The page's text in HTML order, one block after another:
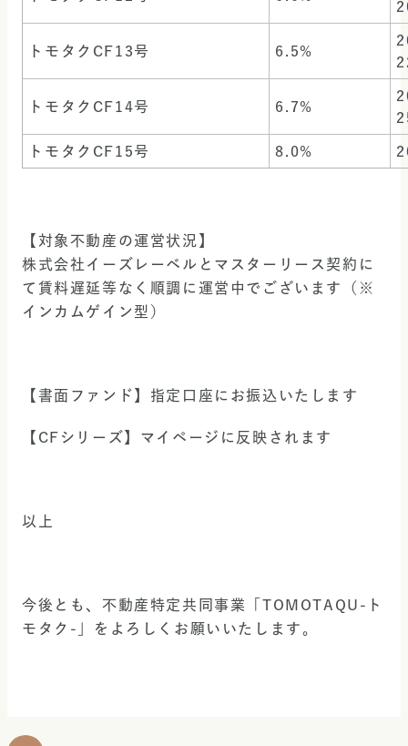
トモタクCF13号 6.5%
トモタクCF14号 6.7%
トモタクCF15号 8.0%
【対象不動産の運営状況】
株式会社イーズレーベルとマスターリース契約に
て賃料遅延等なく順調に運営中でございます（※
インカムゲイン型）
【書面ファンド】指定口座にお振込いたします
【CFシリーズ】マイページに反映されます
以上
今後とも、不動産特定共同事業「TOMOTAQU-ト
モタク-」をよろしくお願いいたします。